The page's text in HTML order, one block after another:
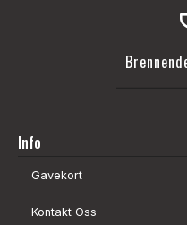
Info
Gavekort
Kontakt Oss